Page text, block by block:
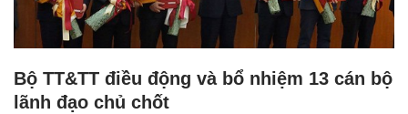
Bộ TT&TT điều động và bổ nhiệm 13 cán bộ
lãnh đạo chủ chốt